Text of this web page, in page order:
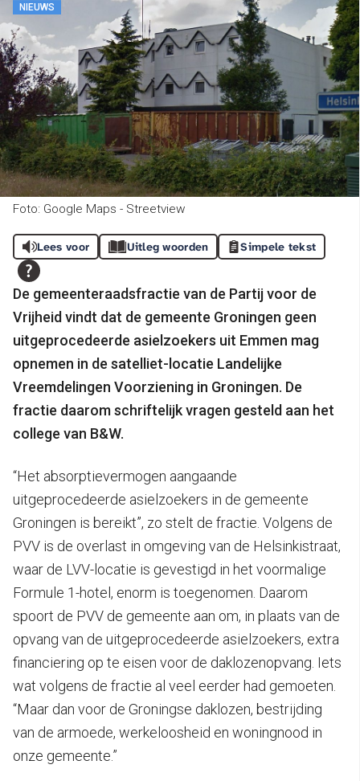
NIEUWS
Foto: Google Maps - Streetview
Lees voor Uitleg woorden Simpele tekst
De gemeenteraadsfractie van de Partij voor de
Vrijheid vindt dat de gemeente Groningen geen
uitgeprocedeerde asielzoekers uit Emmen mag
opnemen in de satelliet-locatie Landelijke
Vreemdelingen Voorziening in Groningen. De
fractie daarom schriftelijk vragen gesteld aan het
college van B&W.
“Het absorptievermogen aangaande
uitgeprocedeerde asielzoekers in de gemeente
Groningen is bereikt”, zo stelt de fractie. Volgens de
PVV is de overlast in omgeving van de Helsinkistraat,
waar de LVV-locatie is gevestigd in het voormalige
Formule 1-hotel, enorm is toegenomen. Daarom
spoort de PVV de gemeente aan om, in plaats van de
opvang van de uitgeprocedeerde asielzoekers, extra
financiering op te eisen voor de daklozenopvang. Iets
wat volgens de fractie al veel eerder had gemoeten.
“Maar dan voor de Groningse daklozen, bestrijding
van de armoede, werkeloosheid en woningnood in
onze gemeente.”